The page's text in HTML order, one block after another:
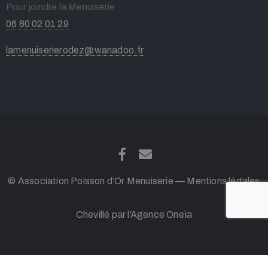
Pour joindre la Menuiserie
06 80 02 01 29
lamenuiserierodez@wanadoo.fr
© Association Poisson d’Or Menuiserie — Mentions légales
Chevillé par l’AgenceOneïa